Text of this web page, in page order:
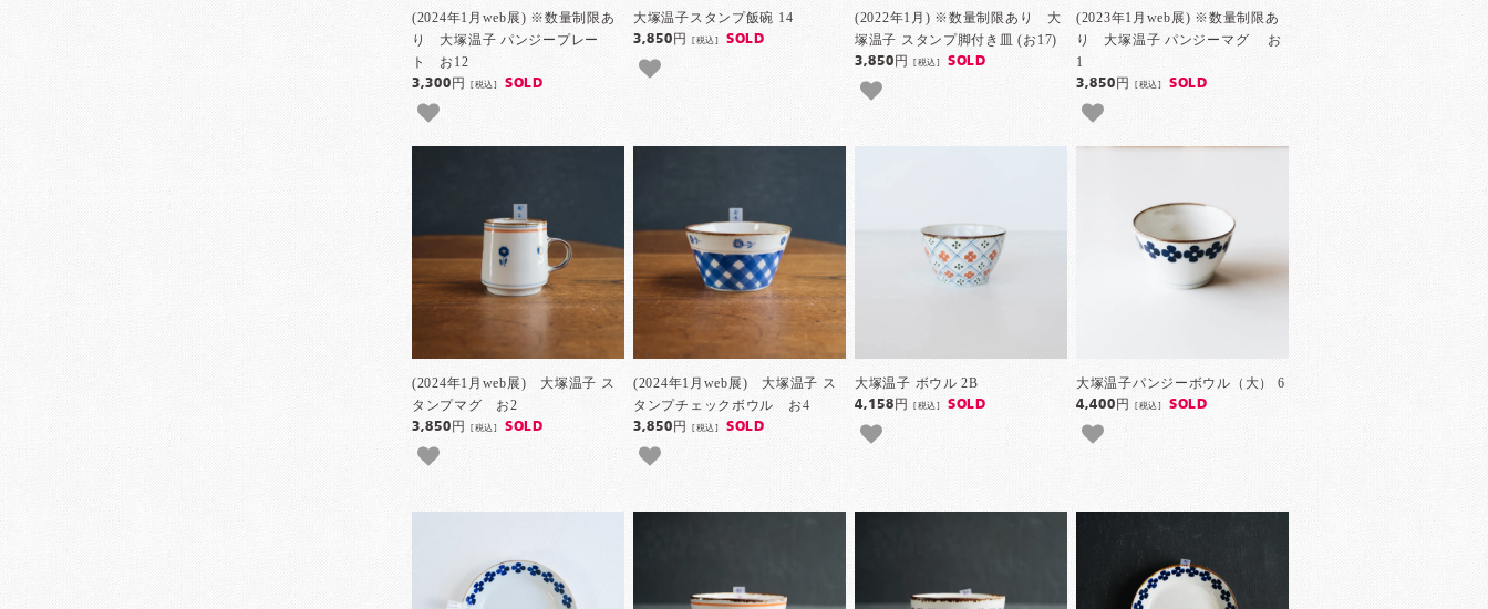
(2024年1月web展) ※数量制限あ
り 大塚温子 パンジープレー
ト お12
3,300円[税込] SOLD
大塚温子スタンプ飯碗 14
3,850円[税込] SOLD
(2022年1月) ※数量制限あり 大
塚温子 スタンプ脚付き皿 (お17)
3,850円[税込] SOLD
(2023年1月web展) ※数量制限あ
り 大塚温子 パンジーマグ お
1
3,850円[税込] SOLD
(2024年1月web展) 大塚温子 ス
タンプマグ お2
3,850円[税込] SOLD
(2024年1月web展) 大塚温子 ス
タンプチェックボウル お4
3,850円[税込] SOLD
大塚温子 ボウル 2B
4,158円[税込] SOLD
大塚温子パンジーボウル（大） 6
4,400円[税込] SOLD